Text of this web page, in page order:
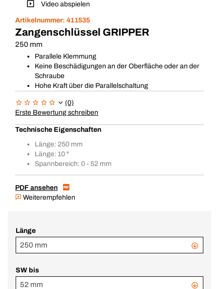
Video abspielen
Artikelnummer: 411535
Zangenschlüssel GRIPPER
250 mm
Parallele Klemmung
Keine Beschädigungen an der Oberfläche oder an der
Schraube
Hohe Kraft über die Parallelschaltung
(0)
Erste Bewertung schreiben
Technische Eigenschaften
Länge: 250 mm
Länge: 10 "
Spannbereich: 0 - 52 mm
PDF ansehen
Weiterempfehlen
Länge
250 mm
SW bis
52 mm